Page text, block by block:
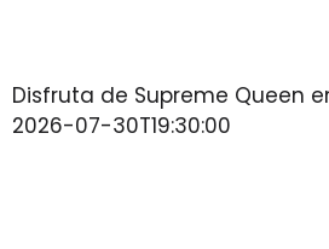
Disfruta de Supreme Queen
2026-07-30T19:30:00